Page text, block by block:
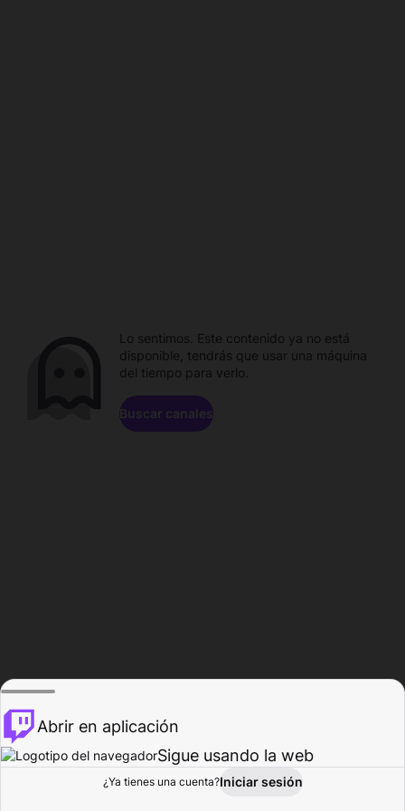
Explorar Actividad
Lo sentimos. Este contenido ya no está
disponible, tendrás que usar una máquina
del tiempo para verlo.
Buscar canales
Abrir en aplicación
Sigue usando la web
¿Ya tienes una cuenta?Iniciar sesión